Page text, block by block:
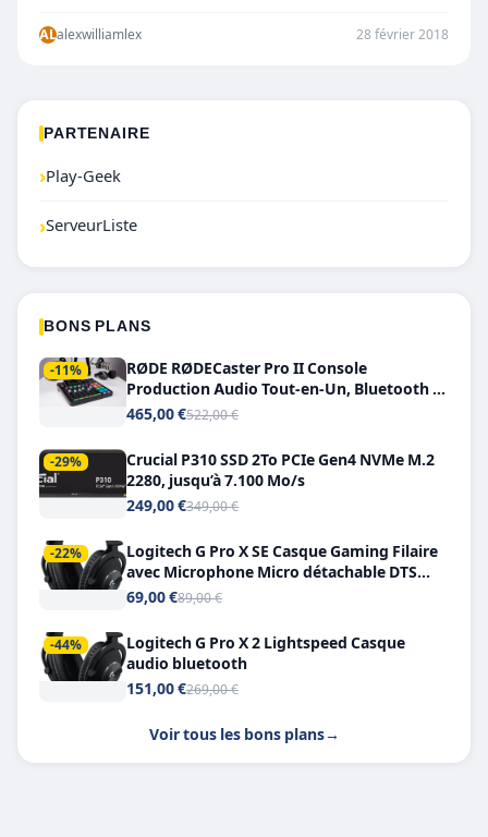
ALalexwilliamlex 28 février 2018
PARTENAIRE
›Play-Geek
›ServeurListe
BONS PLANS
-11%
RØDE RØDECaster Pro II Console
Production Audio Tout-en-Un, Bluetooth et
Double USB-C
465,00 €522,00 €
-29%
Crucial P310 SSD 2To PCIe Gen4 NVMe M.2
2280, jusqu’à 7.100 Mo/s
249,00 €349,00 €
-22%
Logitech G Pro X SE Casque Gaming Filaire
avec Microphone Micro détachable DTS
Headphone X 7.1
69,00 €89,00 €
-44%
Logitech G Pro X 2 Lightspeed Casque
audio bluetooth
151,00 €269,00 €
Voir tous les bons plans→